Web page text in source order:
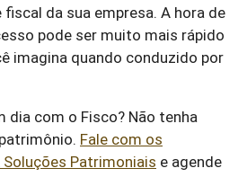
da sua empresa. A hora de
pode ser muito mais rápido
imagina quando conduzido por
dia com o Fisco? Não tenha
Fale com os
Soluções Patrimoniais e agende